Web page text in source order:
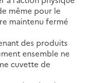
même pour le
maintenu fermé
des produits
ensemble ne
cuvette de